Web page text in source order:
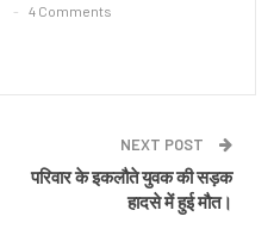
4 Comments
NEXT POST
परिवार के इकलौते युवक की सड़क
हादसे में हुई मौत।